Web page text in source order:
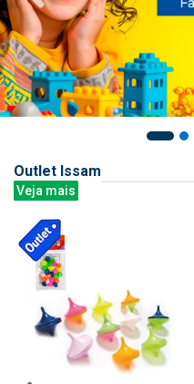
Outlet Issam
Veja mais